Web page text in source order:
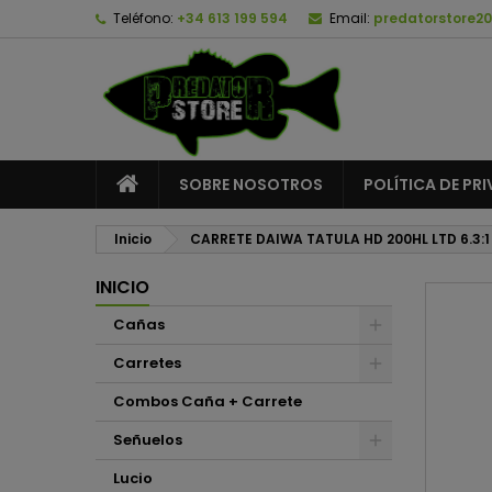
Teléfono: +34 613 199 594 Email:
SOBRE NOSOTROS POLÍTICA DE
Inicio CARRETE DAIWA TATULA HD 200HL LTD 6.3:1
INICIO
Cañas
Carretes
Combos Caña + Carrete
Señuelos
Lucio